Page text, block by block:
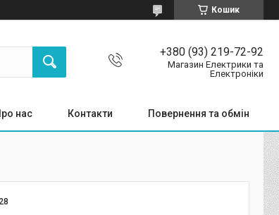
Кошик
+380 (93) 219-72-92
Магазин Електрики та
Електроніки
нас Контакти Повернення та обмін